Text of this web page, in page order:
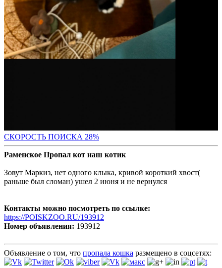
СКОРОСТЬ ПОИСКА 28%
Раменское Пропал кот наш котик
Зовут Маркиз, нет одного клыка, кривой короткий хвост(
раньше был сломан) ушел 2 июня и не вернулся
Контакты можно посмотреть по ссылке:
https://POISKZOO.RU/193912
Номер объявления: 193912
Объявление о том, что пропала кошка размещено в соцсетях: